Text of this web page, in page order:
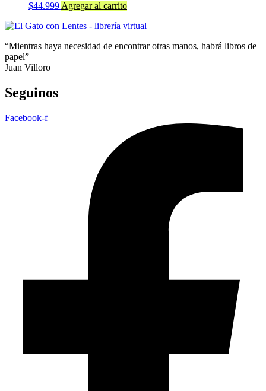
$44.999 Agregar al carrito
“Mientras haya necesidad de encontrar otras manos, habrá libros de
papel”
Juan Villoro
Seguinos
Facebook-f